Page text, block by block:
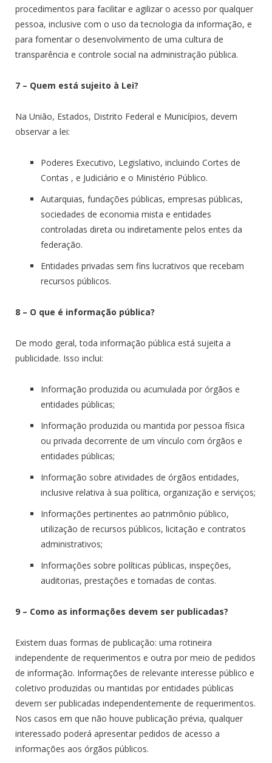
procedimentos para facilitar e agilizar o acesso por qualquer
pessoa, inclusive com o uso da tecnologia da informação, e
para fomentar o desenvolvimento de uma cultura de
transparência e controle social na administração pública.
7 – Quem está sujeito à Lei?
Na União, Estados, Distrito Federal e Municípios, devem
observar a lei:
Poderes Executivo, Legislativo, incluindo Cortes de
Contas , e Judiciário e o Ministério Público.
Autarquias, fundações públicas, empresas públicas,
sociedades de economia mista e entidades
controladas direta ou indiretamente pelos entes da
federação.
Entidades privadas sem fins lucrativos que recebam
recursos públicos.
8 – O que é informação pública?
De modo geral, toda informação pública está sujeita a
publicidade. Isso inclui:
Informação produzida ou acumulada por órgãos e
entidades públicas;
Informação produzida ou mantida por pessoa física
ou privada decorrente de um vínculo com órgãos e
entidades públicas;
Informação sobre atividades de órgãos entidades,
inclusive relativa à sua política, organização e serviços;
Informações pertinentes ao patrimônio público,
utilização de recursos públicos, licitação e contratos
administrativos;
Informações sobre políticas públicas, inspeções,
auditorias, prestações e tomadas de contas.
9 – Como as informações devem ser publicadas?
Existem duas formas de publicação: uma rotineira
independente de requerimentos e outra por meio de pedidos
de informação. Informações de relevante interesse público e
coletivo produzidas ou mantidas por entidades públicas
devem ser publicadas independentemente de requerimentos.
Nos casos em que não houve publicação prévia, qualquer
interessado poderá apresentar pedidos de acesso a
informações aos órgãos públicos.